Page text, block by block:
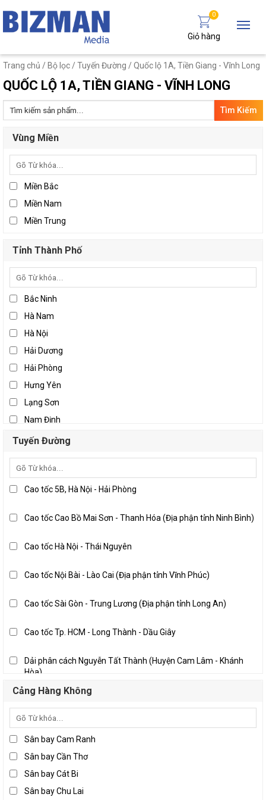
0
Giỏ hàng
Trang chủ / Bộ lọc /Tuyến Đường / Quốc lộ 1A, Tiền Giang - Vĩnh Long
QUỐC LỘ 1A, TIỀN GIANG - VĨNH LONG
kiếm:
Vùng Miền
Miền Bắc
Miền Nam
Miền Trung
Tỉnh Thành Phố
Bắc Ninh
Hà Nam
Hà Nội
Hải Dương
Hải Phòng
Hưng Yên
Lạng Sơn
Nam Định
Ninh Bình
Thái Nguyên
Vĩnh Phúc
Khánh Hòa
Nghệ An
Thanh Hóa
Đồng Nai
Long An
Tiền Giang
Vĩnh Long
Tuyến Đường
Cao tốc 5B, Hà Nội - Hải Phòng
Cao tốc Cao Bồ Mai Sơn - Thanh Hóa (Địa phận tỉnh Ninh Bình)
Cao tốc Hà Nội - Thái Nguyên
Cao tốc Nội Bài - Lào Cai (Địa phận tỉnh Vĩnh Phúc)
Cao tốc Sài Gòn - Trung Lương (Địa phận tỉnh Long An)
Cao tốc Tp. HCM - Long Thành - Dầu Giây
Dải phân cách Nguyễn Tất Thành (Huyện Cam Lâm - Khánh
Hòa)
Pháp Vân - Cầu Giẽ
Quốc lộ 10 địa phận Hải Phòng
Quốc lộ 10, Nam Định - Thái Bình
Quốc lộ 1A, Đà Nẵng - Tam Kỳ (Địa phận tỉnh Quảng Nam)
Cảng Hàng Không
Sân bay Cam Ranh
Sân bay Cần Thơ
Sân bay Cát Bi
Sân bay Chu Lai